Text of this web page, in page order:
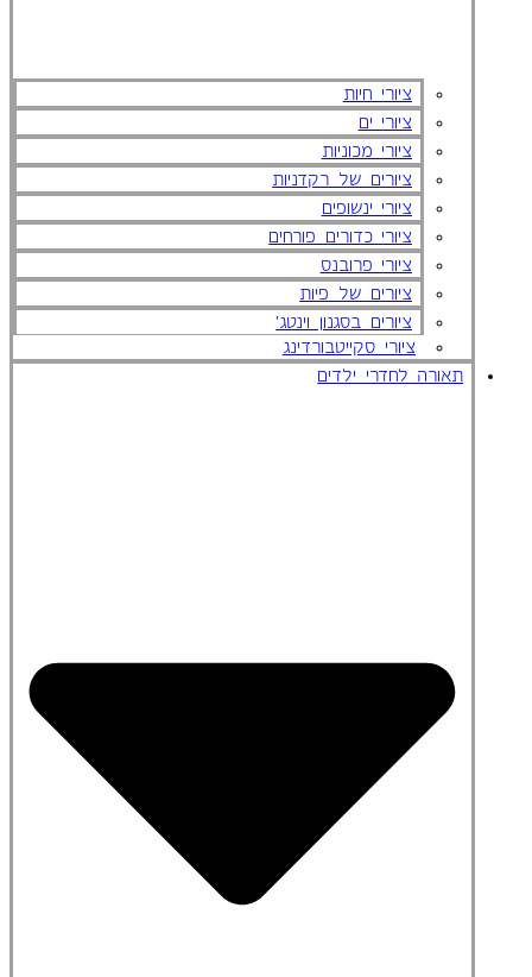
ציורי חיות
ציורי ים
ציורי מכוניות
ציורים של רקדניות
ציורי ינשופים
ציורי כדורים פורחים
ציורי פרובנס
ציורים של פיות
ציורים בסגנון וינטג'
ציורי סקייטבורדינג
תאורה לחדרי ילדים